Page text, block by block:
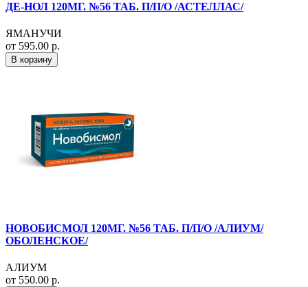
ДЕ-НОЛ 120МГ. №56 ТАБ. П/П/О /АСТЕЛЛАС/
ЯМАНУЧИ
от 595.00 р.
В корзину
НОВОБИСМОЛ 120МГ. №56 ТАБ. П/П/О /АЛИУМ/
ОБОЛЕНСКОЕ/
АЛИУМ
от 550.00 р.